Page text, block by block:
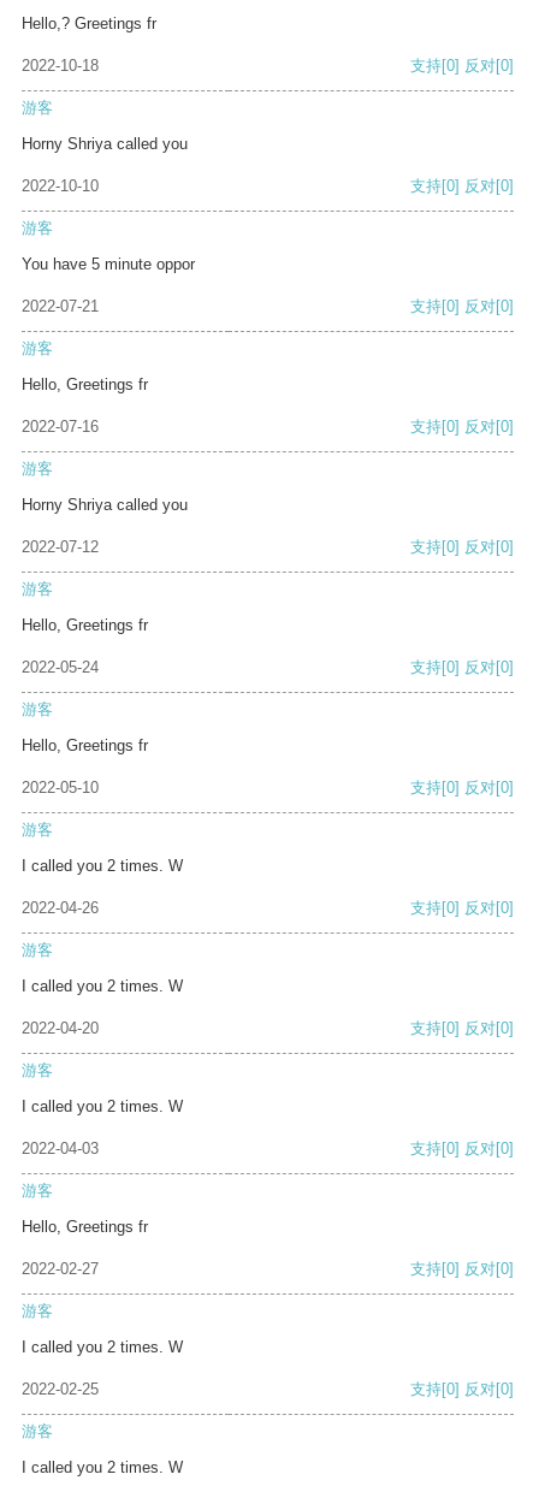
Hello,? Greetings fr
2022-10-18 支持[0] 反对[0]
游客
Horny Shriya called you
2022-10-10 支持[0] 反对[0]
游客
You have 5 minute oppor
2022-07-21 支持[0] 反对[0]
游客
Hello, Greetings fr
2022-07-16 支持[0] 反对[0]
游客
Horny Shriya called you
2022-07-12 支持[0] 反对[0]
游客
Hello, Greetings fr
2022-05-24 支持[0] 反对[0]
游客
Hello, Greetings fr
2022-05-10 支持[0] 反对[0]
游客
I called you 2 times. W
2022-04-26 支持[0] 反对[0]
游客
I called you 2 times. W
2022-04-20 支持[0] 反对[0]
游客
I called you 2 times. W
2022-04-03 支持[0] 反对[0]
游客
Hello, Greetings fr
2022-02-27 支持[0] 反对[0]
游客
I called you 2 times. W
2022-02-25 支持[0] 反对[0]
游客
I called you 2 times. W